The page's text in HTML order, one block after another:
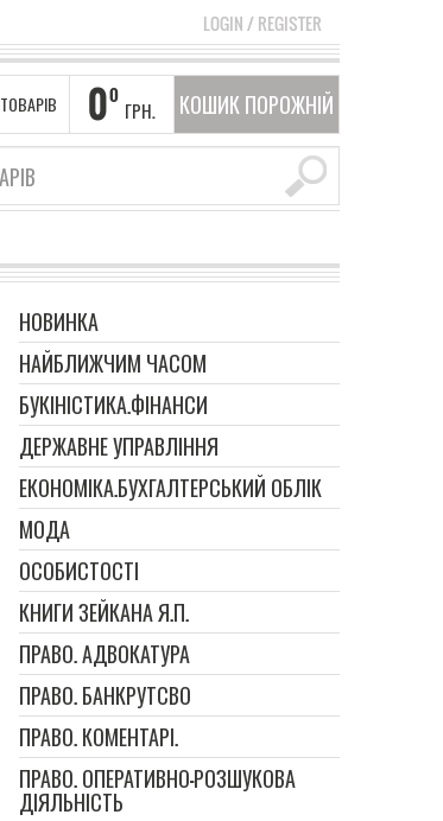
LOGIN/REGISTER
ТОВАРІВ 00
ГРН. КОШИК ПОРОЖНІЙ
НОВИНКА
НАЙБЛИЖЧИМ ЧАСОМ
БУКІНІСТИКА.ФІНАНСИ
ДЕРЖАВНЕ УПРАВЛІННЯ
ЕКОНОМІКА.БУХГАЛТЕРСЬКИЙ ОБЛІК
МОДА
ОСОБИСТОСТІ
КНИГИ ЗЕЙКАНА Я.П.
ПРАВО. АДВОКАТУРА
ПРАВО. БАНКРУТСВО
ПРАВО. КОМЕНТАРІ.
ПРАВО. ОПЕРАТИВНО-РОЗШУКОВА
ДІЯЛЬНІСТЬ